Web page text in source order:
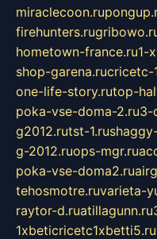
miraclecoon.ru
firehunters.ru
hometown-france.ru1-
shop-garena.rucricetc-
one-life-story.rutop-
poka-vse-doma-2.ru3-
g2012.rutst-1.ru
g-2012.ruops-mgr.ru
poka-vse-doma2.ru
tehosmotre.ruvarieta-
raytor-d.ruatillagunn.ru
1xbeticricetc1xbetti5.ru